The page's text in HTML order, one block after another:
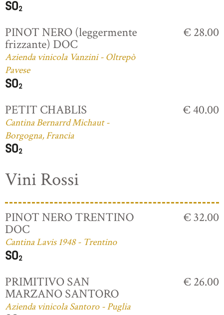
PINOT NERO (leggermente
frizzante) DOC
Azienda vinicola Vanzini - Oltrepò
Pavese
€ 28.00
PETIT CHABLIS
Cantina Bernarrd Michaut -
Borgogna, Francia
€ 40.00
Vini Rossi
PINOT NERO TRENTINO
DOC
Cantina Lavis 1948 - Trentino
€ 32.00
PRIMITIVO SAN
MARZANO SANTORO
Azienda vinicola Santoro - Puglia
€ 26.00